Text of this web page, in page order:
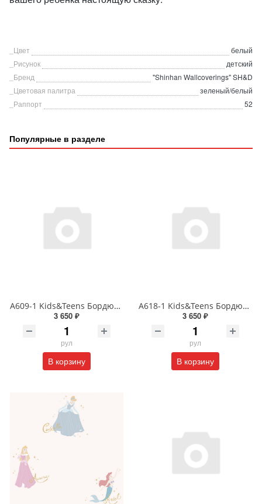
_Цвет
белый
_Рисунок
детский
_Бренд
"Shinhan Wallcoverings" SH&D
_Цветовая палитра
зеленый/белый
_Раппорт
52
Популярные в разделе
A609-1 Kids&Teens Бордюр виниловый на бумажной основе 1,06*10
3 650 ₽
рул
В корзину
A618-1 Kids&Teens Бордюр виниловый на бумажной основе 1,06*10
3 650 ₽
рул
В корзину